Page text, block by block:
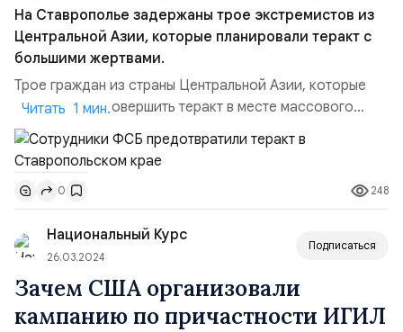
На Ставрополье задержаны трое экстремистов из
Центральной Азии, которые планировали теракт с
большими жертвами.
Трое граждан из страны Центральной Азии, которые
планировали совершить теракт в месте массового
пребывания людей, задержаны в Ставропольском крае.
Об этом в пятницу, 29 марта, сообщил Центр
общественных связей Федеральной Службы
Безопасности России. В ведомстве
отметили:Федеральной службой безопасности
Российской Федерации пресечена террористи...
Читать 1 мин.
0 248
Национальный Курс
26.03.2024
Подписаться
Зачем США организовали
кампанию по причастности ИГИЛ